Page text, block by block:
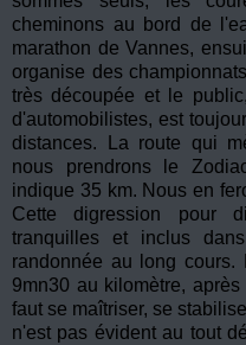
cheminons au bord de
marathon de Vannes,
organise des
très découpée et le
d'automobilistes, est
distances. La route qui
nous prendrons le
indique 35 km. Nous en
Cette digression pour
tranquilles et inclus
randonnée au long cours.
9mn30 au kilomètre,
faut se maîtriser, se
n'est pas évident au tout